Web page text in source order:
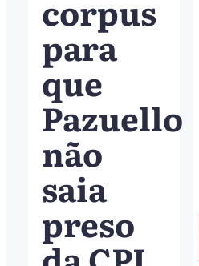
corpus
para
que
Pazuello
não
saia
preso